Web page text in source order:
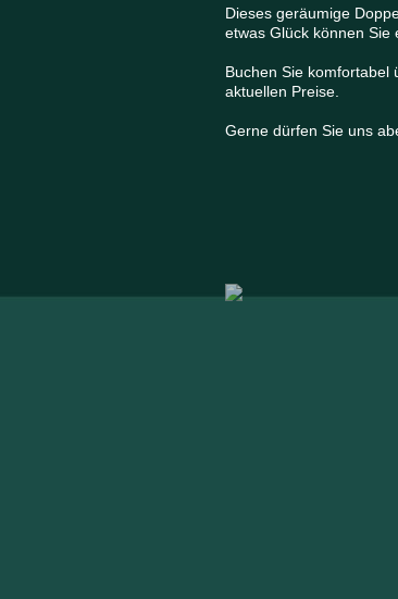
Dieses geräumige
etwas Glück können Sie
Buchen Sie komfortabel
aktuellen Preise.
Gerne dürfen Sie uns